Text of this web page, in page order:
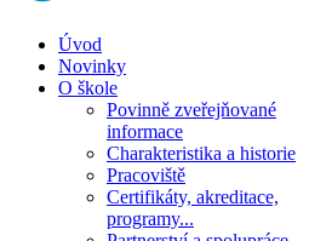
Úvod
Novinky
O škole
Povinně zveřejňované
informace
Charakteristika a historie
Pracoviště
Certifikáty, akreditace,
programy...